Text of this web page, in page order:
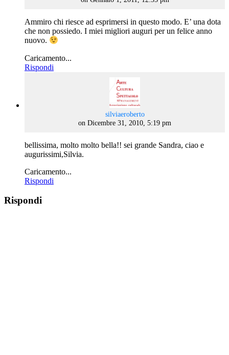
Ammiro chi riesce ad esprimersi in questo modo. E’ una dota
che non possiedo. I miei migliori auguri per un felice anno
nuovo.
Caricamento...
Rispondi
silviaerobertosays:
on Dicembre 31, 2010, 5:19 pm
bellissima, molto molto bella!! sei grande Sandra, ciao e
augurissimi,Silvia.
Caricamento...
Rispondi
Rispondi